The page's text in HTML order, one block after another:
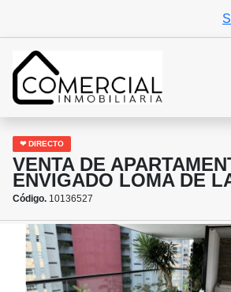
❤ DIRECTO
VENTA DE
ENVIGADO LOMA DE
Código. 10136527